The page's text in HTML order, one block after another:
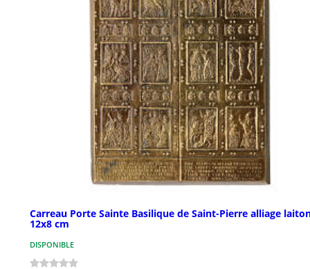
Carreau Porte Sainte Basilique de Saint-Pierre alliage
12x8 cm
DISPONIBLE